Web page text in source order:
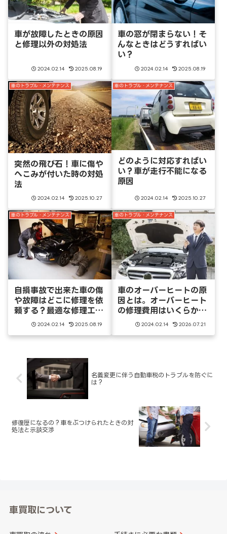
車が故障したときの原因
と修理以外の対処法
2024.02.14 2025.08.19
車の窓が閉まらない！そ
んなときはどうすればい
い？
2024.02.14 2025.08.19
車のトラブル・メンテナンス
突然の飛び石！車に傷や
へこみが付いた時の対処
法
2024.02.14 2025.10.27
車のトラブル・メンテナンス
どのように対応すればい
い？車が走行不能になる
原因
2024.02.14 2025.10.27
車のトラブル・メンテナンス
自損事故で出来た車の傷
や故障はどこに修理を依
頼する？最適な修理工場
の選び方2024.02.14 2025.08.19
車のトラブル・メンテナンス
車のオーバーヒートの原
因とは。オーバーヒート
の修理費用はいくらかか
るのか 2024.02.14 2026.07.21
名義変更に伴う自動車税のトラブルを防ぐに
は？
修復歴になるの？車をぶつけられたときの対
処法と示談交渉
車買取について